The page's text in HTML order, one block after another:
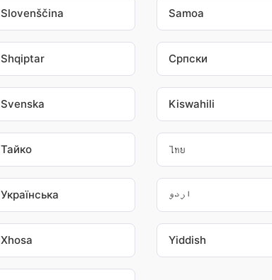
Slovenščina Samoa
Shqiptar Српски
Svenska Kiswahili
Тайко ไทย
Українська اردو
Xhosa Yiddish